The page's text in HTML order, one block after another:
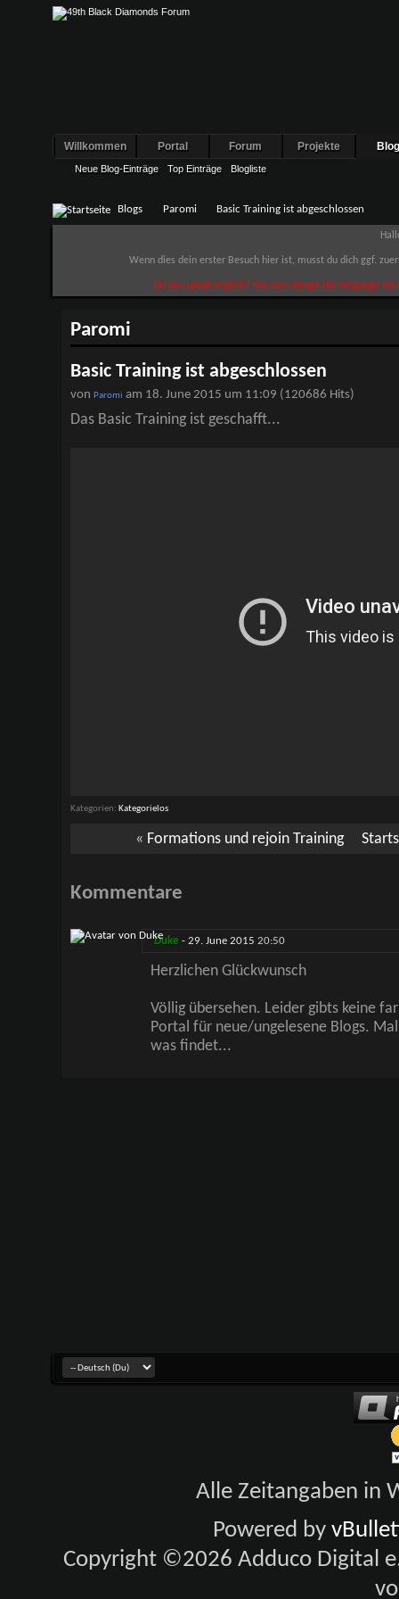
Willkommen Portal Forum Projekte
Neue Blog-Einträge Top Einträge Blogliste
Blogs Paromi Basic Training ist abgeschlossen
Wenn dies dein erster Besuch hier ist, musst du dich ggf.
Do you speak english? You can change the language
Paromi
Basic Training ist abgeschlossen
von Paromi am 18. June 2015 um 11:09 (120686 Hits)
Das Basic Training ist geschafft...
Kategorien Kategorielos
« Formations und rejoin Training
Kommentare
Duke - 29. June 2015 20:50
Herzlichen Glückwunsch
Völlig übersehen. Leider gibts keine
Portal für neue/ungelesene Blogs.
was findet...
Alle Zeitangaben in
Powered by
Copyright ©2026 Adduco Digital